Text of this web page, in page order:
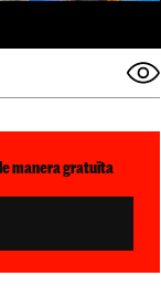
manera gratuïta